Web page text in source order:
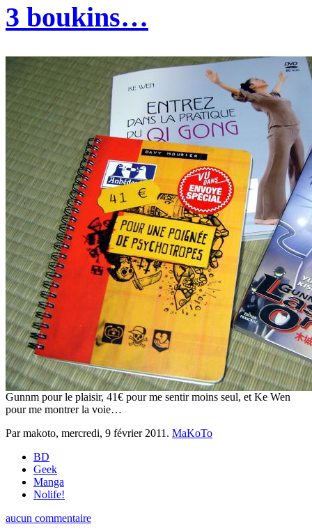
3 boukins…
Gunnm pour le plaisir, 41€ pour me sentir moins seul, et Ke Wen
pour me montrer la voie…
Par makoto, mercredi, 9 février 2011 . MaKoTo
BD
Geek
Manga
Nolife!
aucun commentaire